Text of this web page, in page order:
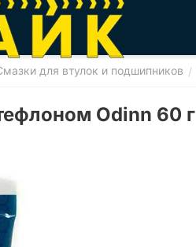
для втулок и подшипников /
Odinn 60 г